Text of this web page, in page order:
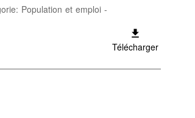
Population et emploi -
Télécharger